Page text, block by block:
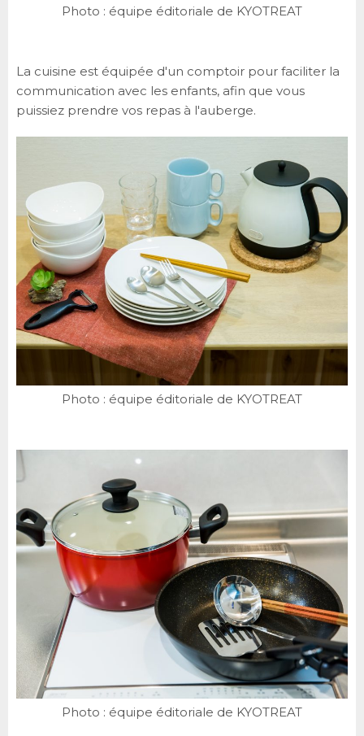
Photo : équipe éditoriale de KYOTREAT
La cuisine est équipée d'un comptoir pour faciliter la
communication avec les enfants, afin que vous
puissiez prendre vos repas à l'auberge.
Photo : équipe éditoriale de KYOTREAT
Photo : équipe éditoriale de KYOTREAT